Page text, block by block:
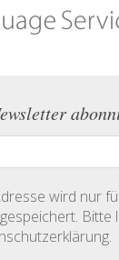
wird nur
Bitte